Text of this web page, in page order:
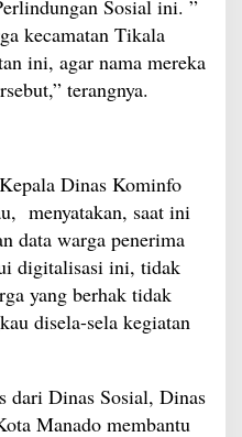
Sosial ini. ”
kecamatan Tikala
ini, agar nama mereka
terangnya.
Dinas Kominfo
menyatakan, saat ini
data warga penerima
digitalisasi ini, tidak
yang berhak tidak
disela-sela kegiatan
dari Dinas Sosial, Dinas
Manado membantu